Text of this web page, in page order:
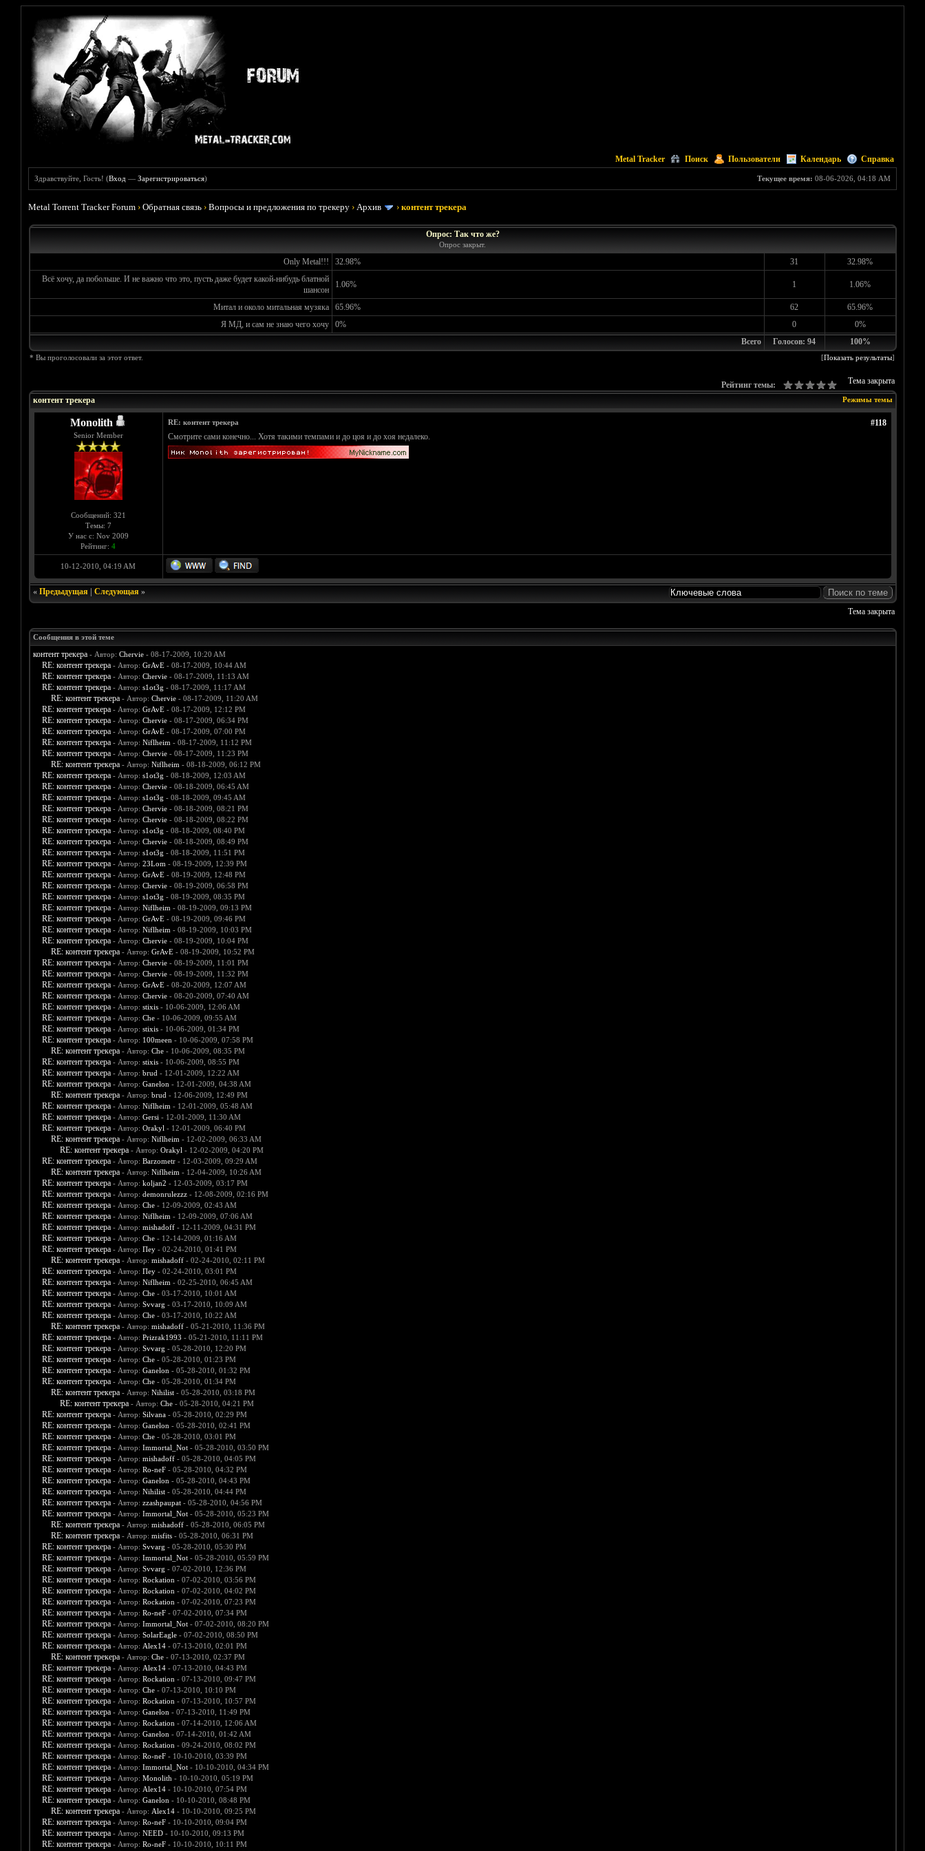
Metal Tracker Поиск Пользователи Календарь Справка
Текущее время: 08-06-2026, 04:18 AM
Здравствуйте, Гость! (Вход —Зарегистрироваться)
Metal Torrent Tracker Forum ›Обратная связь ›Вопросы и предложения по трекеру ›Архив ›контент трекера
Опрос: Так что же?
Опрос закрыт.
Only Metal!!! 32.98% 31
32.98%
Всё хочу, да побольше. И не важно что это, пусть даже будет какой-нибудь блатной
шансон
1.06% 1 1.06%
Митал и около митальная музяка 65.96% 62
65.96%
Я МД, и сам не знаю чего хочу
0% 0
0%
Всего
Голосов: 94 100%
* Вы проголосовали за этот ответ. [Показать результаты]
Тема закрыта
Рейтинг темы:
Режимы темы
контент трекера
Monolith
Senior Member
Сообщений: 321
Темы: 7
У нас с: Nov 2009
Рейтинг: 4
#118
RE: контент трекера
Смотрите сами конечно... Хотя такими темпами и до цоя и до хоя недалеко.
10-12-2010, 04:19 AM
« Предыдущая| Следующая»
Тема закрыта
Сообщения в этой теме
контент трекера - Автор: Chervie- 08-17-2009, 10:20 AM
RE: контент трекера - Автор: GrAvE- 08-17-2009, 10:44 AM
RE: контент трекера - Автор: Chervie- 08-17-2009, 11:13 AM
RE: контент трекера - Автор: s1ot3g - 08-17-2009, 11:17 AM
RE: контент трекера - Автор: Chervie- 08-17-2009, 11:20 AM
RE: контент трекера - Автор: GrAvE- 08-17-2009, 12:12 PM
RE: контент трекера - Автор: Chervie- 08-17-2009, 06:34 PM
RE: контент трекера - Автор: GrAvE- 08-17-2009, 07:00 PM
RE: контент трекера - Автор: Niflheim - 08-17-2009, 11:12 PM
RE: контент трекера - Автор: Chervie- 08-17-2009, 11:23 PM
RE: контент трекера - Автор: Niflheim - 08-18-2009, 06:12 PM
RE: контент трекера - Автор: s1ot3g - 08-18-2009, 12:03 AM
RE: контент трекера - Автор: Chervie- 08-18-2009, 06:45 AM
RE: контент трекера - Автор: s1ot3g - 08-18-2009, 09:45 AM
RE: контент трекера - Автор: Chervie- 08-18-2009, 08:21 PM
RE: контент трекера - Автор: Chervie- 08-18-2009, 08:22 PM
RE: контент трекера - Автор: s1ot3g - 08-18-2009, 08:40 PM
RE: контент трекера - Автор: Chervie- 08-18-2009, 08:49 PM
RE: контент трекера - Автор: s1ot3g - 08-18-2009, 11:51 PM
RE: контент трекера - Автор: 23Lom - 08-19-2009, 12:39 PM
RE: контент трекера - Автор: GrAvE- 08-19-2009, 12:48 PM
RE: контент трекера - Автор: Chervie- 08-19-2009, 06:58 PM
RE: контент трекера - Автор: s1ot3g - 08-19-2009, 08:35 PM
RE: контент трекера - Автор: Niflheim - 08-19-2009, 09:13 PM
RE: контент трекера - Автор: GrAvE- 08-19-2009, 09:46 PM
RE: контент трекера - Автор: Niflheim - 08-19-2009, 10:03 PM
RE: контент трекера - Автор: Chervie- 08-19-2009, 10:04 PM
RE: контент трекера - Автор: GrAvE- 08-19-2009, 10:52 PM
RE: контент трекера - Автор: Chervie- 08-19-2009, 11:01 PM
RE: контент трекера - Автор: Chervie- 08-19-2009, 11:32 PM
RE: контент трекера - Автор: GrAvE- 08-20-2009, 12:07 AM
RE: контент трекера - Автор: Chervie- 08-20-2009, 07:40 AM
RE: контент трекера - Автор: stixis- 10-06-2009, 12:06 AM
RE: контент трекера - Автор: Che- 10-06-2009, 09:55 AM
RE: контент трекера - Автор: stixis- 10-06-2009, 01:34 PM
RE: контент трекера - Автор: 100meen - 10-06-2009, 07:58 PM
RE: контент трекера - Автор: Che- 10-06-2009, 08:35 PM
RE: контент трекера - Автор: stixis- 10-06-2009, 08:55 PM
RE: контент трекера - Автор: brud - 12-01-2009, 12:22 AM
RE: контент трекера - Автор: Ganelon - 12-01-2009, 04:38 AM
RE: контент трекера - Автор: brud - 12-06-2009, 12:49 PM
RE: контент трекера - Автор: Niflheim - 12-01-2009, 05:48 AM
RE: контент трекера - Автор: Gersi - 12-01-2009, 11:30 AM
RE: контент трекера - Автор: Orakyl - 12-01-2009, 06:40 PM
RE: контент трекера - Автор: Niflheim - 12-02-2009, 06:33 AM
RE: контент трекера - Автор: Orakyl - 12-02-2009, 04:20 PM
RE: контент трекера - Автор: Barzometr- 12-03-2009, 09:29 AM
RE: контент трекера - Автор: Niflheim - 12-04-2009, 10:26 AM
RE: контент трекера - Автор: koljan2 - 12-03-2009, 03:17 PM
RE: контент трекера - Автор: demonrulezzz- 12-08-2009, 02:16 PM
RE: контент трекера - Автор: Che- 12-09-2009, 02:43 AM
RE: контент трекера - Автор: Niflheim - 12-09-2009, 07:06 AM
RE: контент трекера - Автор: mishadoff- 12-11-2009, 04:31 PM
RE: контент трекера - Автор: Che- 12-14-2009, 01:16 AM
RE: контент трекера - Автор: Пеу- 02-24-2010, 01:41 PM
RE: контент трекера - Автор: mishadoff- 02-24-2010, 02:11 PM
RE: контент трекера - Автор: Пеу- 02-24-2010, 03:01 PM
RE: контент трекера - Автор: Niflheim - 02-25-2010, 06:45 AM
RE: контент трекера - Автор: Che- 03-17-2010, 10:01 AM
RE: контент трекера - Автор: Svvarg - 03-17-2010, 10:09 AM
RE: контент трекера - Автор: Che- 03-17-2010, 10:22 AM
RE: контент трекера - Автор: mishadoff- 05-21-2010, 11:36 PM
RE: контент трекера - Автор: Prizrak1993 - 05-21-2010, 11:11 PM
RE: контент трекера - Автор: Svvarg - 05-28-2010, 12:20 PM
RE: контент трекера - Автор: Che- 05-28-2010, 01:23 PM
RE: контент трекера - Автор: Ganelon - 05-28-2010, 01:32 PM
RE: контент трекера - Автор: Che- 05-28-2010, 01:34 PM
RE: контент трекера - Автор: Nihilist- 05-28-2010, 03:18 PM
RE: контент трекера - Автор: Che- 05-28-2010, 04:21 PM
RE: контент трекера - Автор: Silvana- 05-28-2010, 02:29 PM
RE: контент трекера - Автор: Ganelon - 05-28-2010, 02:41 PM
RE: контент трекера - Автор: Che- 05-28-2010, 03:01 PM
RE: контент трекера - Автор: Immortal_Not- 05-28-2010, 03:50 PM
RE: контент трекера - Автор: mishadoff- 05-28-2010, 04:05 PM
RE: контент трекера - Автор: Ro-neF- 05-28-2010, 04:32 PM
RE: контент трекера - Автор: Ganelon - 05-28-2010, 04:43 PM
RE: контент трекера - Автор: Nihilist- 05-28-2010, 04:44 PM
RE: контент трекера - Автор: zzashpaupat- 05-28-2010, 04:56 PM
RE: контент трекера - Автор: Immortal_Not- 05-28-2010, 05:23 PM
RE: контент трекера - Автор: mishadoff- 05-28-2010, 06:05 PM
RE: контент трекера - Автор: misfits- 05-28-2010, 06:31 PM
RE: контент трекера - Автор: Svvarg - 05-28-2010, 05:30 PM
RE: контент трекера - Автор: Immortal_Not- 05-28-2010, 05:59 PM
RE: контент трекера - Автор: Svvarg - 07-02-2010, 12:36 PM
RE: контент трекера - Автор: Rockation - 07-02-2010, 03:56 PM
RE: контент трекера - Автор: Rockation - 07-02-2010, 04:02 PM
RE: контент трекера - Автор: Rockation - 07-02-2010, 07:23 PM
RE: контент трекера - Автор: Ro-neF- 07-02-2010, 07:34 PM
RE: контент трекера - Автор: Immortal_Not- 07-02-2010, 08:20 PM
RE: контент трекера - Автор: SolarEagle- 07-02-2010, 08:50 PM
RE: контент трекера - Автор: Alex14- 07-13-2010, 02:01 PM
RE: контент трекера - Автор: Che- 07-13-2010, 02:37 PM
RE: контент трекера - Автор: Alex14- 07-13-2010, 04:43 PM
RE: контент трекера - Автор: Rockation - 07-13-2010, 09:47 PM
RE: контент трекера - Автор: Che- 07-13-2010, 10:10 PM
RE: контент трекера - Автор: Rockation - 07-13-2010, 10:57 PM
RE: контент трекера - Автор: Ganelon - 07-13-2010, 11:49 PM
RE: контент трекера - Автор: Rockation - 07-14-2010, 12:06 AM
RE: контент трекера - Автор: Ganelon - 07-14-2010, 01:42 AM
RE: контент трекера - Автор: Rockation - 09-24-2010, 08:02 PM
RE: контент трекера - Автор: Ro-neF- 10-10-2010, 03:39 PM
RE: контент трекера - Автор: Immortal_Not- 10-10-2010, 04:34 PM
RE: контент трекера - Автор: Monolith - 10-10-2010, 05:19 PM
RE: контент трекера - Автор: Alex14- 10-10-2010, 07:54 PM
RE: контент трекера - Автор: Ganelon - 10-10-2010, 08:48 PM
RE: контент трекера - Автор: Alex14- 10-10-2010, 09:25 PM
RE: контент трекера - Автор: Ro-neF- 10-10-2010, 09:04 PM
RE: контент трекера - Автор: NEED- 10-10-2010, 09:13 PM
RE: контент трекера - Автор: Ro-neF- 10-10-2010, 10:11 PM